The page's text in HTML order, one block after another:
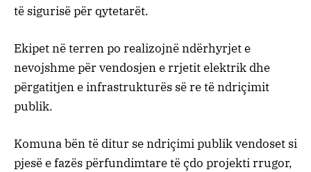
të sigurisë për qytetarët.
Ekipet në terren po realizojnë ndërhyrjet e
nevojshme për vendosjen e rrjetit elektrik dhe
përgatitjen e infrastrukturës së re të ndriçimit
publik.
Komuna bën të ditur se ndriçimi publik vendoset si
pjesë e fazës përfundimtare të çdo projekti rrugor,